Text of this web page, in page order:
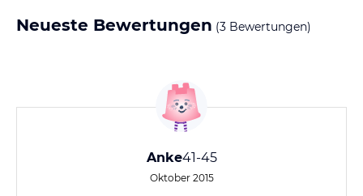
Neueste Bewertungen (3 Bewertungen)
Anke41-45
Oktober 2015